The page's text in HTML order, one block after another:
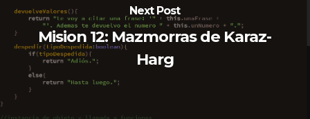
Next Post
Mision 12: Mazmorras de Karaz-
Harg